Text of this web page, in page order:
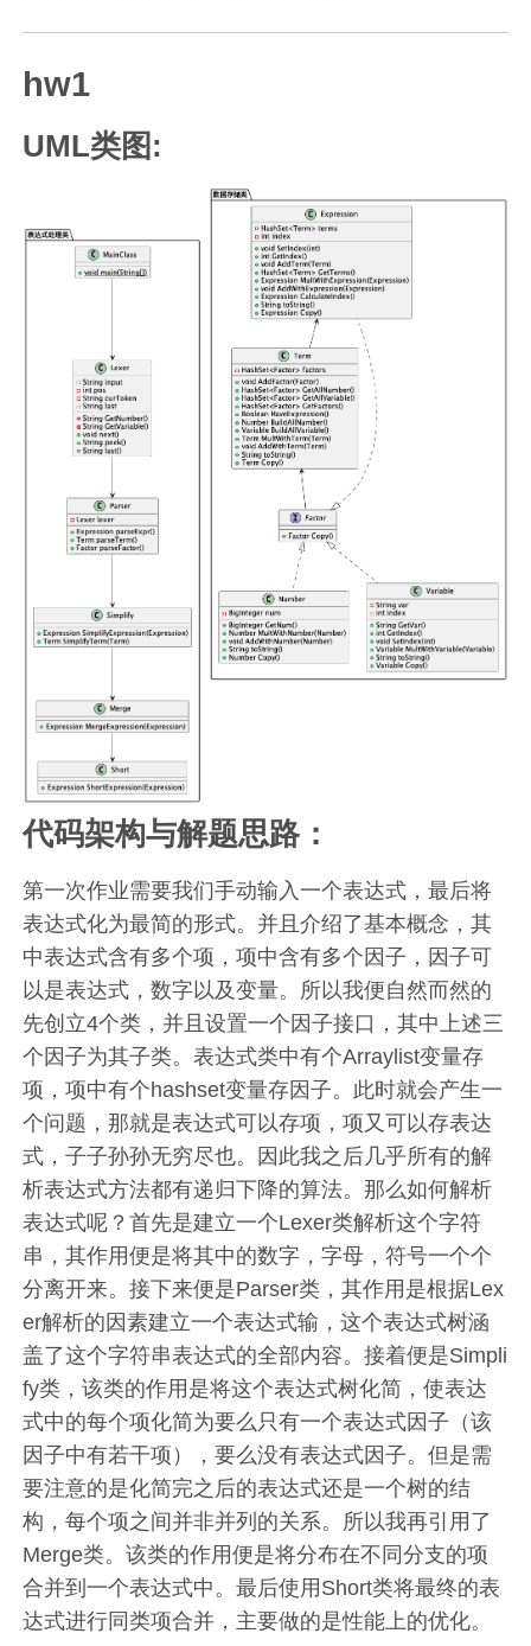
hw1
UML类图:
代码架构与解题思路：
第一次作业需要我们手动输入一个表达式，最后将
表达式化为最简的形式。并且介绍了基本概念，其
中表达式含有多个项，项中含有多个因子，因子可
以是表达式，数字以及变量。所以我便自然而然的
先创立4个类，并且设置一个因子接口，其中上述三
个因子为其子类。表达式类中有个Arraylist变量存
项，项中有个hashset变量存因子。此时就会产生一
个问题，那就是表达式可以存项，项又可以存表达
式，子子孙孙无穷尽也。因此我之后几乎所有的解
析表达式方法都有递归下降的算法。那么如何解析
表达式呢？首先是建立一个Lexer类解析这个字符
串，其作用便是将其中的数字，字母，符号一个个
分离开来。接下来便是Parser类，其作用是根据Lex
er解析的因素建立一个表达式输，这个表达式树涵
盖了这个字符串表达式的全部内容。接着便是Simpli
fy类，该类的作用是将这个表达式树化简，使表达
式中的每个项化简为要么只有一个表达式因子（该
因子中有若干项），要么没有表达式因子。但是需
要注意的是化简完之后的表达式还是一个树的结
构，每个项之间并非并列的关系。所以我再引用了
Merge类。该类的作用便是将分布在不同分支的项
合并到一个表达式中。最后使用Short类将最终的表
达式进行同类项合并，主要做的是性能上的优化。